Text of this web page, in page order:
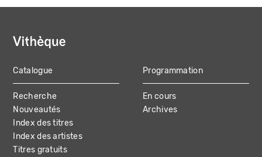
MAIN
NAVIGATION
Catalogue
Recherche
Nouveautés
Index des titres
Index des artistes
Titres gratuits
Programmation
En cours
Archives